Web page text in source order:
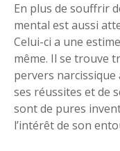
En plus de souffrir
mental est aussi
Celui-ci a une
même. Il se trouve
pervers
ses réussites et de
sont de pures
l’intérêt de son